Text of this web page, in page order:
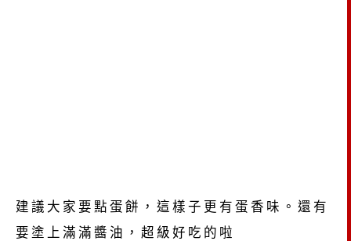
建議大家要點蛋餅，這樣子更有蛋香味。還有
要塗上滿滿醬油，超級好吃的啦